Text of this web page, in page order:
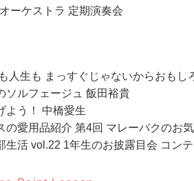
ーケストラ 定期演奏会
人生も まっすぐじゃないからおもし
ソルフェージュ 飯田裕貴
よう！ 中橋愛生
の愛用品紹介 第4回 マレーバクのお
生活 vol.22 1年生のお披露目会 コン